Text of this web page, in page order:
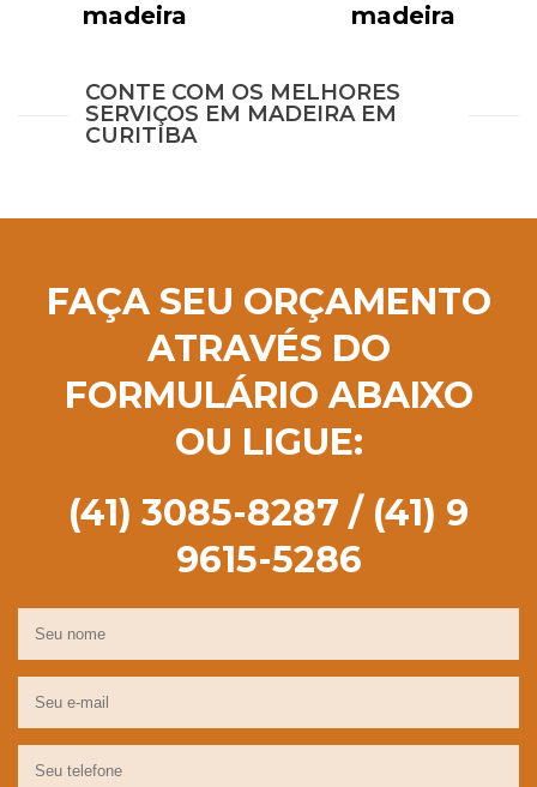
madeira
madeira
CONTE COM OS MELHORES
SERVIÇOS EM MADEIRA EM
CURITIBA
FAÇA SEU ORÇAMENTO
ATRAVÉS DO
FORMULÁRIO ABAIXO
OU LIGUE:
(41) 3085-8287 / (41) 9
9615-5286